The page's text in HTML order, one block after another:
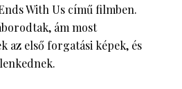
With Us című filmben.
ám most
az első forgatási képek, és